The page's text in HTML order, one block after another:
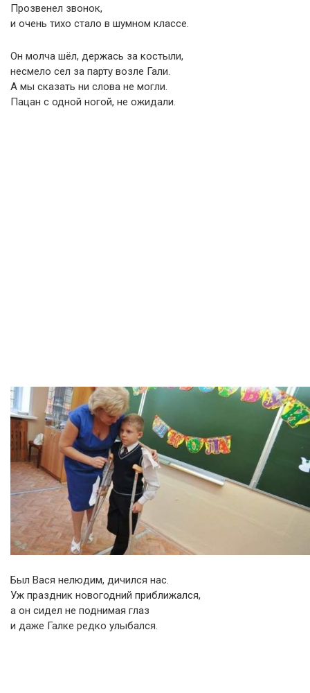
Прозвенел звонок,
и очень тихо стало в шумном классе.
Он молча шёл, держась за костыли,
несмело сел за парту возле Гали.
А мы сказать ни слова не могли.
Пацан с одной ногой, не ожидали.
Был Вася нелюдим, дичился нас.
Уж праздник новогодний приближался,
а он сидел не поднимая глаз
и даже Галке редко улыбался.